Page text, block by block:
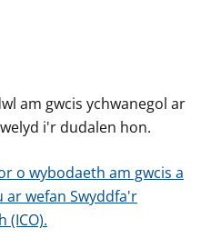
am gwcis ychwanegol ar
i'r dudalen hon.
o wybodaeth am gwcis a
wefan Swyddfa'r
(ICO).